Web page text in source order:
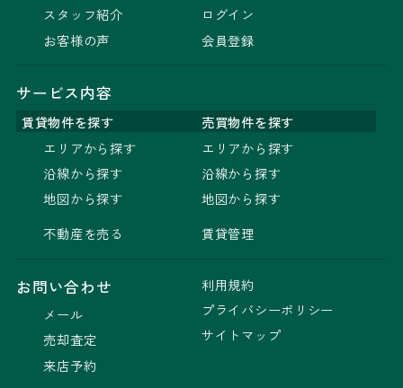
スタッフ紹介
お客様の声
ログイン
会員登録
サービス内容
賃貸物件を探す
売買物件を探す
エリアから探す
沿線から探す
地図から探す
不動産を売る
エリアから探す
沿線から探す
地図から探す
賃貸管理
お問い合わせ
メール
売却査定
来店予約
利用規約
プライバシーポリシー
サイトマップ